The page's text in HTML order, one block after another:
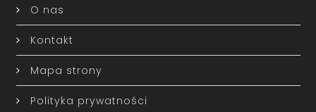
O nas
Kontakt
Mapa strony
Polityka prywatności